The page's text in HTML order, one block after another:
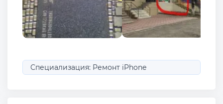
Специализация: Ремонт iPhone